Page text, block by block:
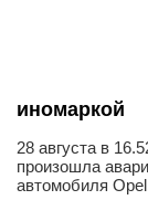
иномаркой
28 августа в
произошла
автомобиля